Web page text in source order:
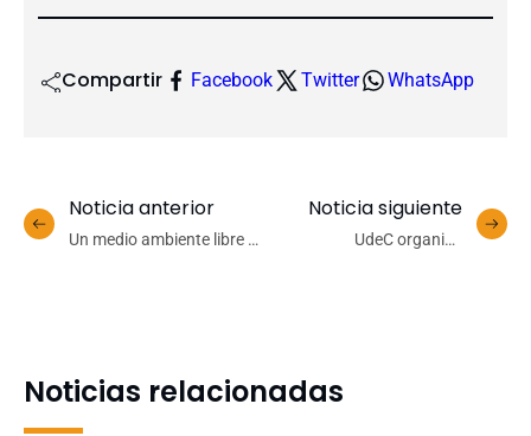
Compartir Facebook Twitter WhatsApp
Noticia anterior
Un medio ambiente libre de
Noticia siguiente
UdeC organiza
Noticias relacionadas